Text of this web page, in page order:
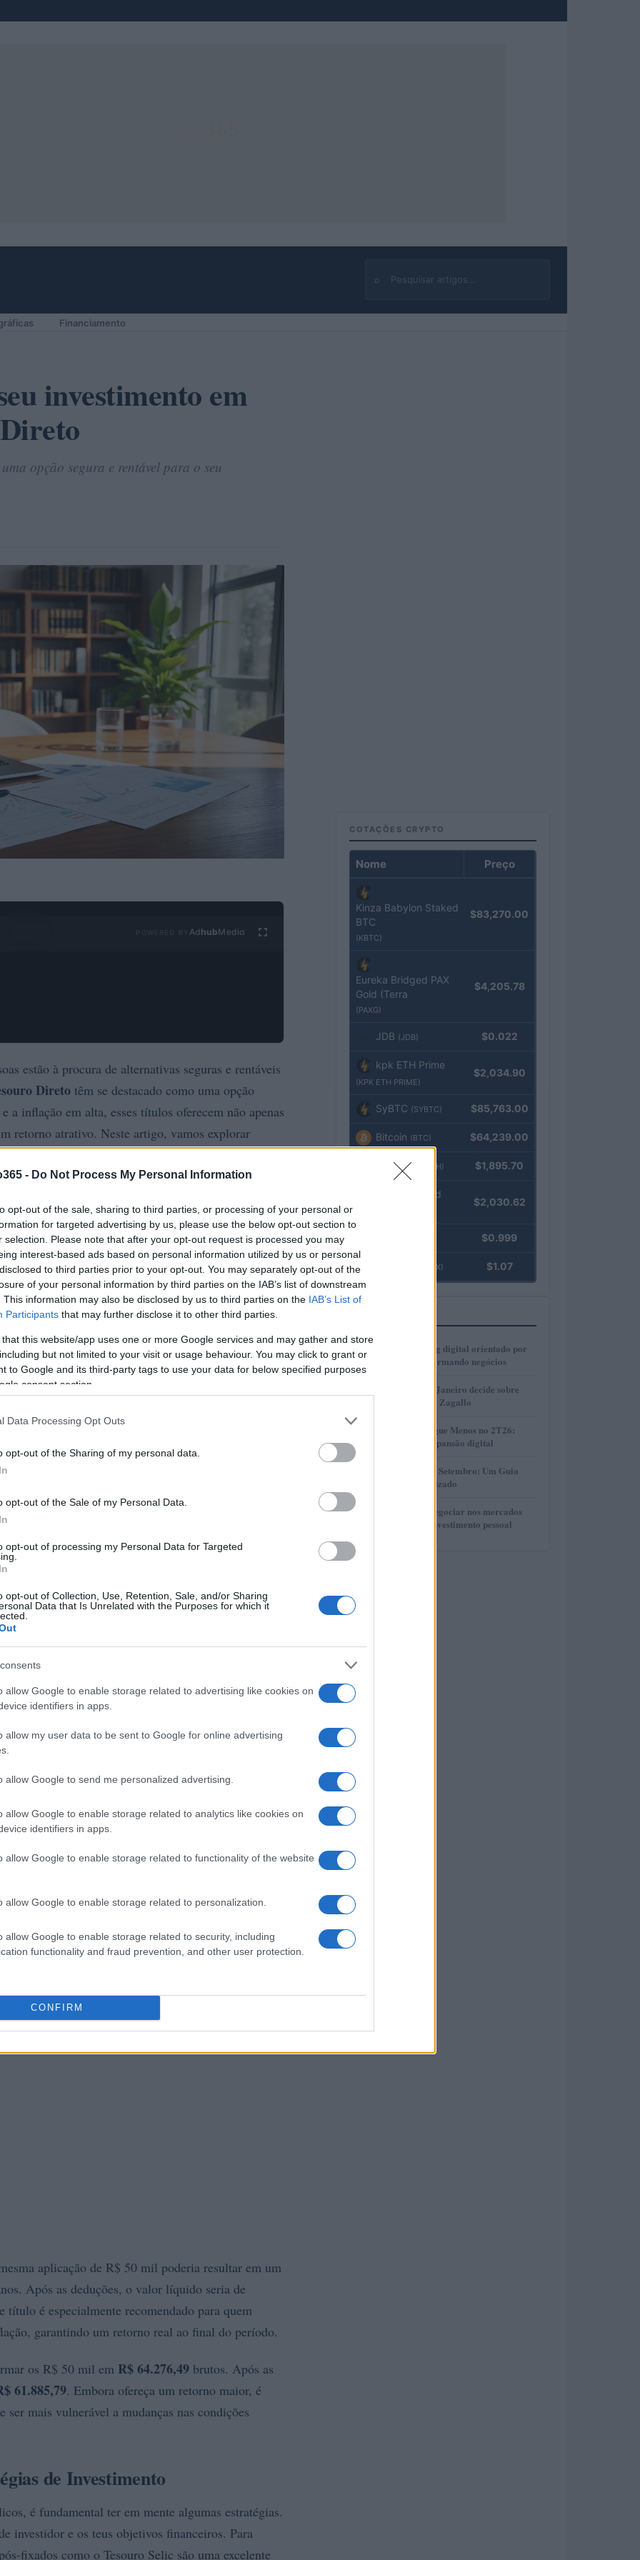
- Do Not Process My Personal Information
opt-out of the sale, sharing to third parties, or processing of your personal or
for targeted advertising by us, please use the below opt-out section to
selection. Please note that after your opt-out request is processed you may
interest-based ads based on personal information utilized by us or personal
to third parties prior to your opt-out. You may separately opt-out of the
of your personal information by third parties on the IAB’s list of downstream
This information may also be disclosed by us to third parties on the IAB’s List of
Participants that may further disclose it to other third parties.
that this website/app uses one or more Google services and may gather and store
but not limited to your visit or usage behaviour. You may click to grant or
to Google and its third-party tags to use your data for below specified purposes
consent section.
Data Processing Opt Outs
opt-out of the Sharing of my personal data.
opt-out of the Sale of my Personal Data.
opt-out of processing my Personal Data for Targeted
opt-out of Collection, Use, Retention, Sale, and/or Sharing
Data that Is Unrelated with the Purposes for which it
allow Google to enable storage related to advertising like cookies on
identifiers in apps.
allow my user data to be sent to Google for online advertising
allow Google to send me personalized advertising.
allow Google to enable storage related to analytics like cookies on
identifiers in apps.
allow Google to enable storage related to functionality of the website
allow Google to enable storage related to personalization.
allow Google to enable storage related to security, including
functionality and fraud prevention, and other user protection.
CONFIRM
⌕
Buscar
Financiamento
investimento em
opção segura e rentável para o seu
Ad hubMedia
estão à procura de alternativas seguras e rentáveis
Direto têm se destacado como uma opção
a inflação em alta, esses títulos oferecem não apenas
retorno atrativo. Neste artigo, vamos explorar
como funcionam e quais as melhores estratégias
Direto
investimento onde o investidor empresta dinheiro
três principais tipos de títulos: oTesouro
que varia de acordo com a taxa Selic. Isso
do investidor também aumenta. Num
tipo de título é realmente muito atraente.
à inflação, garantindo que o investidor não
título paga uma taxa de juro real, adicionada à
deseja proteger seu capital contra a inflação. E
uma taxa de retorno fixa, conhecida no
que ele pode ser mais arriscado em períodos de
as taxas flutuantes.
o Potencial de Investimento
um exemplo prático: imagine um investimento de
no Tesouro Selic e mantivesse o título por dois
aproximadamente
em torno de
do período, mas é uma perspectiva interessante,
aplicação de R$ 50 mil poderia resultar em um
Após as deduções, o valor líquido seria de
título é especialmente recomendado para quem
garantindo um retorno real ao final do período.
os R$ 50 mil em R$ 64.276,49 brutos. Após as
61.885,79. Embora ofereça um retorno maior, é
mais vulnerável a mudanças nas condições
de Investimento
é fundamental ter em mente algumas estratégias.
investidor e os teus objetivos financeiros. Para
fixados como o Tesouro Selic são uma excelente
COTAÇÕES CRYPTO
Nome Preço
Kinza Babylon Staked
BTC
(KBTC)
$83,270.00
Eureka Bridged PAX
Gold (Terra
(PAXG)
$4,205.78
JDB (JDB) $0.022
kpk ETH Prime
(KPK ETH PRIME)
$2,034.90
SyBTC (SYBTC) $85,763.00
Bitcoin (BTC) $64,239.00
Ethereum (ETH) $1,895.70
kpk ETH Yield
$2,030.62
$0.999
(USDEX) $1.07
1
Como o marketing digital orientado por
dados está transformando negócios
2
Justiça do Rio de Janeiro decide sobre
divisão de bens de Zagallo
3
Resultados da Pague Menos no 2T26:
lucro, receita e expansão digital
Taxas de CDB em Setembro: Um Guia
Completo e Atualizado
5
Descubra como negociar nos mercados
financeiros sem investimento pessoal